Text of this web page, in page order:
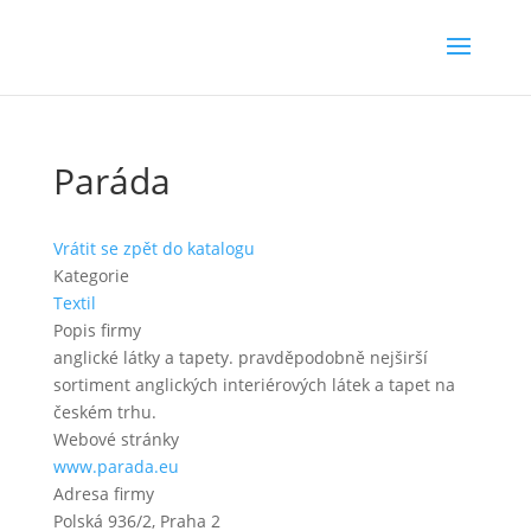
Paráda
Vrátit se zpět do katalogu
Kategorie
Textil
Popis firmy
anglické látky a tapety. pravděpodobně nejširší
sortiment anglických interiérových látek a tapet na
českém trhu.
Webové stránky
www.parada.eu
Adresa firmy
Polská 936/2, Praha 2